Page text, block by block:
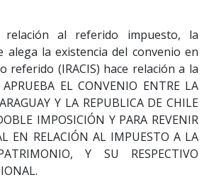
al referido impuesto, la
alega la existencia del convenio en
referido (IRACIS) hace relación a la
EL CONVENIO ENTRE LA
Y LA REPUBLICA DE CHILE
IMPOSICIÓN Y PARA REVENIR
EN RELACIÓN AL IMPUESTO A LA
Y SU RESPECTIVO